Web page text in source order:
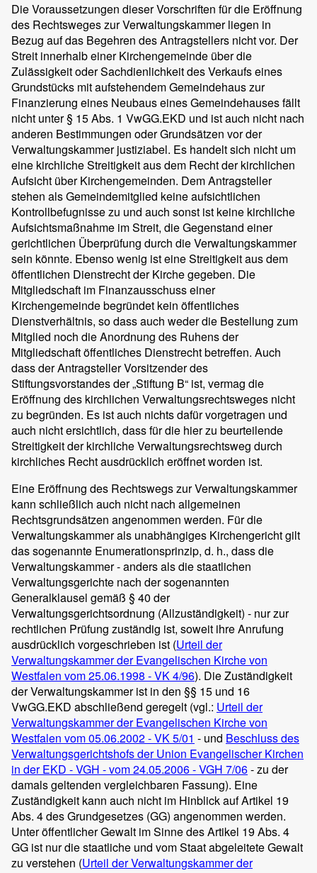
Die Voraussetzungen dieser Vorschriften für die Eröffnung
des Rechtsweges zur Verwaltungskammer liegen in
Bezug auf das Begehren des Antragstellers nicht vor. Der
Streit innerhalb einer Kirchengemeinde über die
Zulässigkeit oder Sachdienlichkeit des Verkaufs eines
Grundstücks mit aufstehendem Gemeindehaus zur
Finanzierung eines Neubaus eines Gemeindehauses fällt
nicht unter § 15 Abs. 1 VwGG.EKD und ist auch nicht nach
anderen Bestimmungen oder Grundsätzen vor der
Verwaltungskammer justiziabel. Es handelt sich nicht um
eine kirchliche Streitigkeit aus dem Recht der kirchlichen
Aufsicht über Kirchengemeinden. Dem Antragsteller
stehen als Gemeindemitglied keine aufsichtlichen
Kontrollbefugnisse zu und auch sonst ist keine kirchliche
Aufsichtsmaßnahme im Streit, die Gegenstand einer
gerichtlichen Überprüfung durch die Verwaltungskammer
sein könnte. Ebenso wenig ist eine Streitigkeit aus dem
öffentlichen Dienstrecht der Kirche gegeben. Die
Mitgliedschaft im Finanzausschuss einer
Kirchengemeinde begründet kein öffentliches
Dienstverhältnis, so dass auch weder die Bestellung zum
Mitglied noch die Anordnung des Ruhens der
Mitgliedschaft öffentliches Dienstrecht betreffen. Auch
dass der Antragsteller Vorsitzender des
Stiftungsvorstandes der „Stiftung B“ ist, vermag die
Eröffnung des kirchlichen Verwaltungsrechtsweges nicht
zu begründen. Es ist auch nichts dafür vorgetragen und
auch nicht ersichtlich, dass für die hier zu beurteilende
Streitigkeit der kirchliche Verwaltungsrechtsweg durch
kirchliches Recht ausdrücklich eröffnet worden ist.
Eine Eröffnung des Rechtswegs zur Verwaltungskammer
kann schließlich auch nicht nach allgemeinen
Rechtsgrundsätzen angenommen werden. Für die
Verwaltungskammer als unabhängiges Kirchengericht gilt
das sogenannte Enumerationsprinzip, d. h., dass die
Verwaltungskammer - anders als die staatlichen
Verwaltungsgerichte nach der sogenannten
Generalklausel gemäß § 40 der
Verwaltungsgerichtsordnung (Allzuständigkeit) - nur zur
rechtlichen Prüfung zuständig ist, soweit ihre Anrufung
ausdrücklich vorgeschrieben ist (Urteil der
Verwaltungskammer der Evangelischen Kirche von
Westfalen vom 25.06.1998 - VK 4/96). Die Zuständigkeit
der Verwaltungskammer ist in den §§ 15 und 16
VwGG.EKD abschließend geregelt (vgl.: Urteil der
Verwaltungskammer der Evangelischen Kirche von
Westfalen vom 05.06.2002 - VK 5/01 - und Beschluss des
Verwaltungsgerichtshofs der Union Evangelischer Kirchen
in der EKD - VGH - vom 24.05.2006 - VGH 7/06- zu der
damals geltenden vergleichbaren Fassung). Eine
Zuständigkeit kann auch nicht im Hinblick auf Artikel 19
Abs. 4 des Grundgesetzes (GG) angenommen werden.
Unter öffentlicher Gewalt im Sinne des Artikel 19 Abs. 4
GG ist nur die staatliche und vom Staat abgeleitete Gewalt
zu verstehen (Urteil der Verwaltungskammer der